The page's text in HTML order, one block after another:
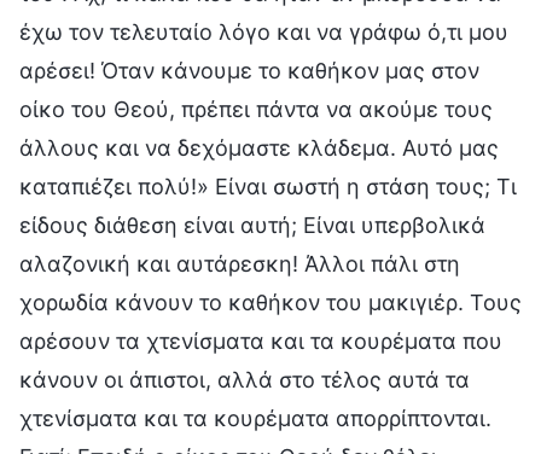
έχω τον τελευταίο λόγο και να γράφω ό,τι μου
αρέσει! Όταν κάνουμε το καθήκον μας στον
οίκο του Θεού, πρέπει πάντα να ακούμε τους
άλλους και να δεχόμαστε κλάδεμα. Αυτό μας
καταπιέζει πολύ!» Είναι σωστή η στάση τους; Τι
είδους διάθεση είναι αυτή; Είναι υπερβολικά
αλαζονική και αυτάρεσκη! Άλλοι πάλι στη
χορωδία κάνουν το καθήκον του μακιγιέρ. Τους
αρέσουν τα χτενίσματα και τα κουρέματα που
κάνουν οι άπιστοι, αλλά στο τέλος αυτά τα
χτενίσματα και τα κουρέματα απορρίπτονται.